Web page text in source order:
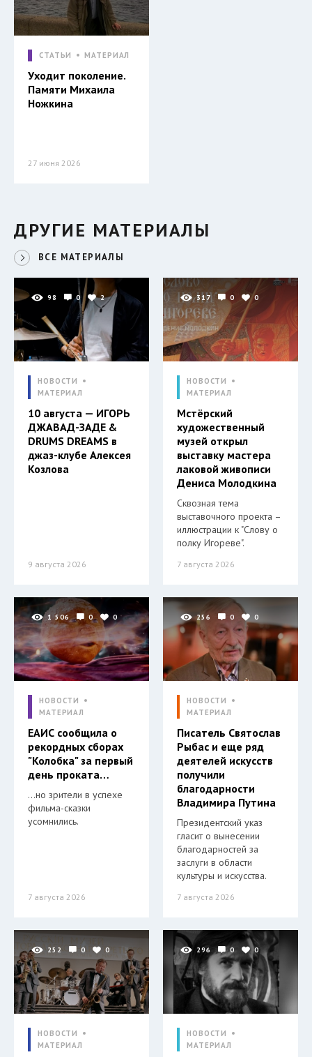
СТАТЬИ МАТЕРИАЛ
Уходит поколение.
Памяти Михаила
Ножкина
27 июня 2026
ДРУГИЕ МАТЕРИАЛЫ
ВСЕ МАТЕРИАЛЫ
98 0 2
НОВОСТИ
МАТЕРИАЛ
10 августа — ИГОРЬ
ДЖАВАД-ЗАДЕ &
DRUMS DREAMS в
джаз-клубе Алексея
Козлова
9 августа 2026
317 0 0
НОВОСТИ
МАТЕРИАЛ
Мстёрский
художественный
музей открыл
выставку мастера
лаковой живописи
Дениса Молодкина
Сквозная тема
выставочного проекта –
иллюстрации к "Слову о
полку Игореве".
7 августа 2026
1 506 0 0
НОВОСТИ
МАТЕРИАЛ
ЕАИС сообщила о
рекордных сборах
"Колобка" за первый
день проката…
…но зрители в успехе
фильма-сказки
усомнились.
7 августа 2026
256 0 0
НОВОСТИ
МАТЕРИАЛ
Писатель Святослав
Рыбас и еще ряд
деятелей искусств
получили
благодарности
Владимира Путина
Президентский указ
гласит о вынесении
благодарностей за
заслуги в области
культуры и искусства.
7 августа 2026
252 0 0
НОВОСТИ
МАТЕРИАЛ
296 0 0
НОВОСТИ
МАТЕРИАЛ